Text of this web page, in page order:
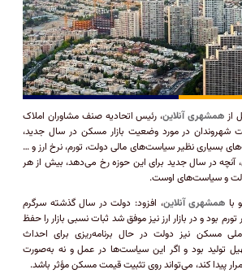
از همشهری آنلاین، رئیس اتحادیه صنف مشاوران املاک
شهروندان در مورد وضعیت بازار مسکن در سال جدید،
بسیاری نظیر سیاست‌های مالی دولت، تورم، نرخ ارز و …
آنچه در سال جدید برای این حوزه رخ می‌دهد، بیش از هر
و سیاست‌های اوست.
با همشهری آنلاین، افزود: دولت در سال گذشته سرگرم
بود و در بازار ارز نیز موفق شد ثبات نسبی بازار را حفظ
مسکن نیز دولت در حال برنامه‌ریزی برای احداث
تولید بود و اگر این سیاست‌ها در عمل و نه به‌صورت
پیدا کند، می‌تواند روی تثبیت قیمت مسکن مؤثر باشد.